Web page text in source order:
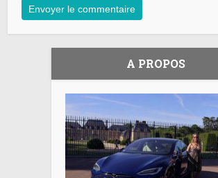
A PROPOS